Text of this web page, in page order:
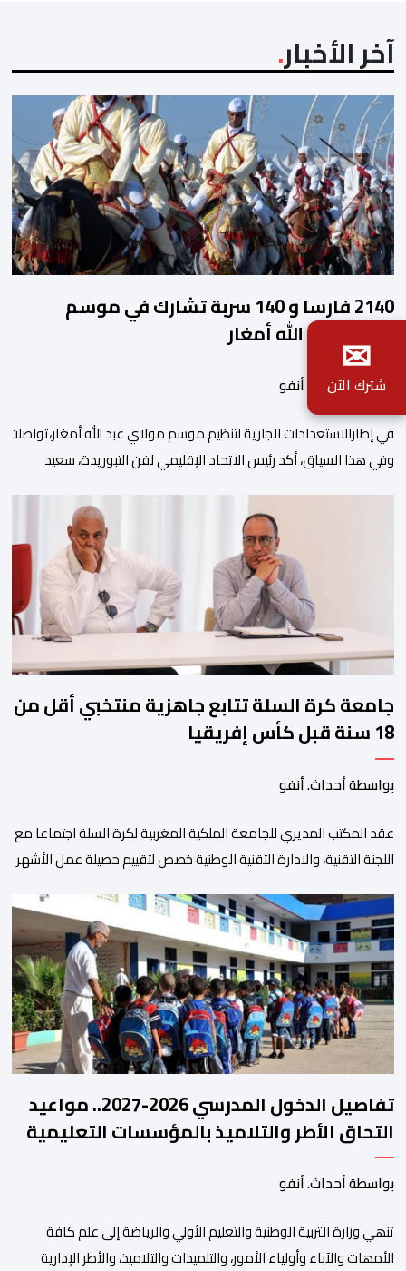
آخر الأخبار
2140 فارسا و 140 سربة تشارك في موسم
مولاي عبد الله أمغار
بواسطة أحداث. أنفو
في إطارالاستعدادات الجارية لتنظيم موسم مولاي عبد الله
وفي هذا السياق، أكد رئيس الاتحاد الإقليمي لفن التبوريدة، سعيد
ولم تخل هذه الدورة من مؤشرات إيجابية على مستوى تنوعالمشاركة،
وتبرز هذه الأرقام الحجم الكبير الذي باتت تعرفه تظاهرةالتبوريدة
ومن المرتقب أن تعرف فعاليات الموسم إقبالا جماهيريا
واسعا،في ظل الشغف الكبير الذي يحظى به فن التبوريدة، باعتبارهأحد
جامعة كرة السلة تتابع جاهزية منتخبي أقل من
18 سنة قبل كأس إفريقيا
بواسطة أحداث. أنفو
عقد المكتب المديري للجامعة الملكية المغربية لكرة السلة اجتماعا مع
اللجنة التقنية، والادارة التقنية الوطنية خصص لتقييم حصيلة عمل الأشهر
المنتخبات الوطنية خلال الفترة الأخيرة. وشهد الاجتماع تقديم عرض
مفصل حول مشاركة المنتخبين الوطنيين لأقل من 18 سنة، إناثا وذكورا،
من طرف اللجنة التقنية التي واكبت كل […]
تفاصيل الدخول المدرسي 2026-2027.. مواعيد
التحاق الأطر والتلاميذ بالمؤسسات التعليمية
بواسطة أحداث. أنفو
تنھي وزارة التربیة الوطنیة والتعلیم الأولي والریاضة إلى علم كافة
الأمھات والآباء وأولیاء الأمور، والتلمیذات والتلامیذ، والأطر الإداریة
✉
شترك الآن